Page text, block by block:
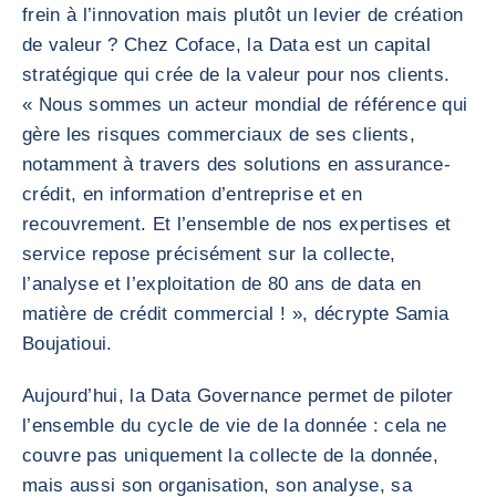
frein à l’innovation mais plutôt un levier de création
de valeur ? Chez Coface, la Data est un capital
stratégique qui crée de la valeur pour nos clients.
« Nous sommes un acteur mondial de référence qui
gère les risques commerciaux de ses clients,
notamment à travers des solutions en assurance-
crédit, en information d’entreprise et en
recouvrement. Et l’ensemble de nos expertises et
service repose précisément sur la collecte,
l’analyse et l’exploitation de 80 ans de data en
matière de crédit commercial ! », décrypte Samia
Boujatioui.
Aujourd’hui, la Data Governance permet de piloter
l’ensemble du cycle de vie de la donnée : cela ne
couvre pas uniquement la collecte de la donnée,
mais aussi son organisation, son analyse, sa